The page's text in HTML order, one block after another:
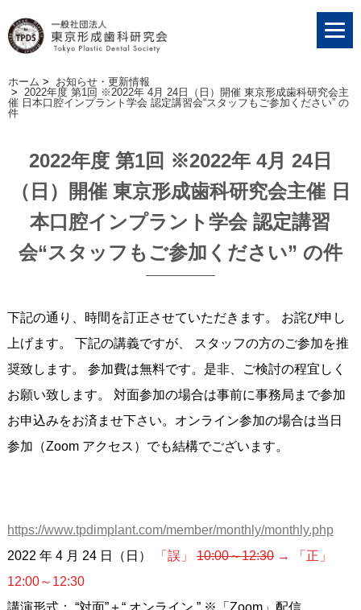
ホーム > お知らせ・更新情報
> 2022年度 第1回 ※2022年 4月 24日（日）開催 東京形成歯科研究会主
催 日本口腔インプラント学会 認定講習会“スタッフもご参加ください” の
件
2022年度 第1回 ※2022年 4月 24日
（日）開催 東京形成歯科研究会主催 日
本口腔インプラント学会 認定講習
会“スタッフもご参加ください” の件
下記の通り、時間を訂正させていただきます。 お詫び申し
上げます。 下記の講義ですが、 スタッフの方のご参加を推
奨致します。 参加費は無料です。是非、ご検討の程宜しく
お願い致します。 対面参加の場合は事前に事務局まで参加
お申込みをお済ませ下さい。オンライン参加の場合は当日
参加（Zoom アクセス）でも結構でございます。
https://www.tpdimplant.com/member/monthly/monthly.php
2022 年 4 月 24 日（日）
「誤」 10:00～12:30 → 「正」
12:00～12:30